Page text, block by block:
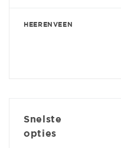
HEERENVEEN
Snelste
opties